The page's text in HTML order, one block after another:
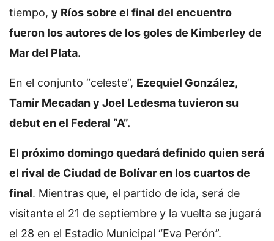
tiempo, y Ríos sobre el final del encuentro
fueron los autores de los goles de Kimberley de
Mar del Plata.
En el conjunto “celeste”, Ezequiel González,
Tamir Mecadan y Joel Ledesma tuvieron su
debut en el Federal “A”.
El próximo domingo quedará definido quien será
el rival de Ciudad de Bolívar en los cuartos de
final. Mientras que, el partido de ida, será de
visitante el 21 de septiembre y la vuelta se jugará
el 28 en el Estadio Municipal “Eva Perón”.